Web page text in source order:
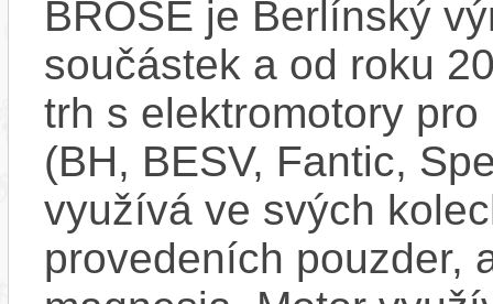
BROSE je Berlínský
součástek a od roku
trh s elektromotory
(BH, BESV, Fantic,
využívá ve svých
provedeních pouzder,